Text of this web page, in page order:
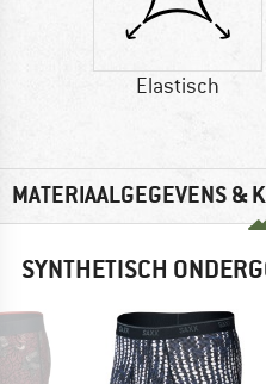
Elastisch
MATERIAALGEGEVENS &
SYNTHETISCH